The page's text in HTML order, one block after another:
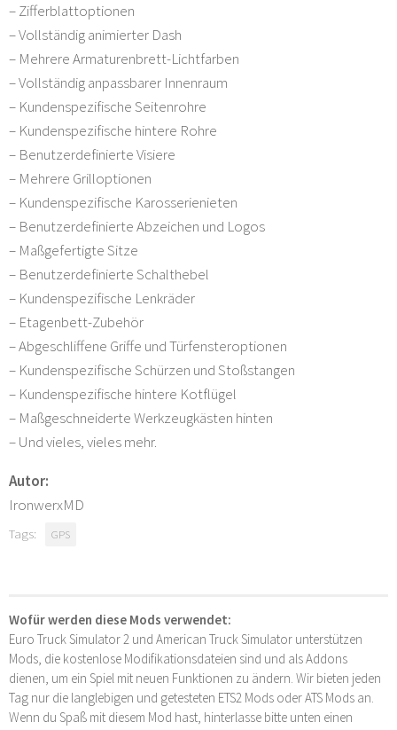
– Zifferblattoptionen
– Vollständig animierter Dash
– Mehrere Armaturenbrett-Lichtfarben
– Vollständig anpassbarer Innenraum
– Kundenspezifische Seitenrohre
– Kundenspezifische hintere Rohre
– Benutzerdefinierte Visiere
– Mehrere Grilloptionen
– Kundenspezifische Karosserienieten
– Benutzerdefinierte Abzeichen und Logos
– Maßgefertigte Sitze
– Benutzerdefinierte Schalthebel
– Kundenspezifische Lenkräder
– Etagenbett-Zubehör
– Abgeschliffene Griffe und Türfensteroptionen
– Kundenspezifische Schürzen und Stoßstangen
– Kundenspezifische hintere Kotflügel
– Maßgeschneiderte Werkzeugkästen hinten
– Und vieles, vieles mehr.
Autor:
IronwerxMD
Tags: GPS
Wofür werden diese Mods verwendet:
Euro Truck Simulator 2 und American Truck Simulator unterstützen
Mods, die kostenlose Modifikationsdateien sind und als Addons
dienen, um ein Spiel mit neuen Funktionen zu ändern. Wir bieten jeden
Tag nur die langlebigen und getesteten ETS2 Mods oder ATS Mods an.
Wenn du Spaß mit diesem Mod hast, hinterlasse bitte unten einen